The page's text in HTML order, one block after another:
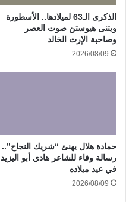
الذكرى الـ63 لميلادها.. الأسطورة
ويتنى هيوستن صوت العصر
وصاحبة الإرث الخالد
2026/08/09
حمادة هلال يهنئ “شريك النجاح”..
رسالة وفاء للشاعر هادي أبو اليزيد
في عيد ميلاده
2026/08/09